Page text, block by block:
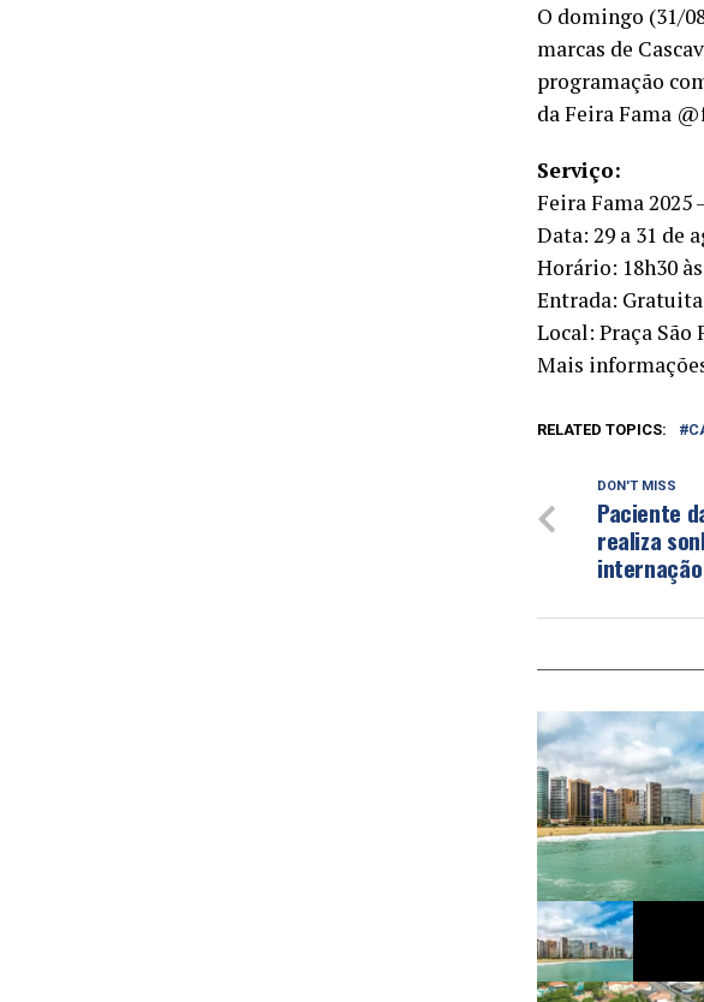
O domingo (31/
marcas de
programação
da Feira Fama
Serviço:
Feira Fama 2025
Data: 29 a 31 de
Horário: 18h30
Entrada: Gratuita
Local: Praça São
Mais
RELATED TOPICS:
DON'T MISS
Paciente
realiza
internação